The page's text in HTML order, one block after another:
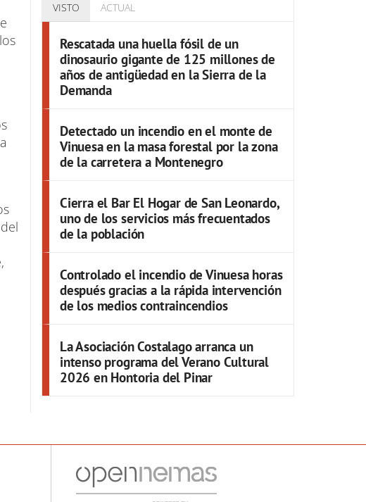
VISTO ACTUAL
Rescatada una huella fósil de un
dinosaurio gigante de 125 millones de
años de antigüedad en la Sierra de la
Demanda
Detectado un incendio en el monte de
Vinuesa en la masa forestal por la zona
de la carretera a Montenegro
Cierra el Bar El Hogar de San Leonardo,
uno de los servicios más frecuentados
de la población
Controlado el incendio de Vinuesa horas
después gracias a la rápida intervención
de los medios contraincendios
La Asociación Costalago arranca un
intenso programa del Verano Cultural
2026 en Hontoria del Pinar